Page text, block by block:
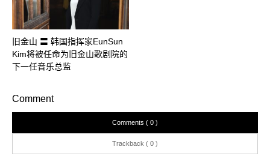
旧金山 〓 韩国指挥家EunSun
Kim将被任命为旧金山歌剧院的
下一任音乐总监
Comment
Comments ( 0 )
Trackback ( 0 )